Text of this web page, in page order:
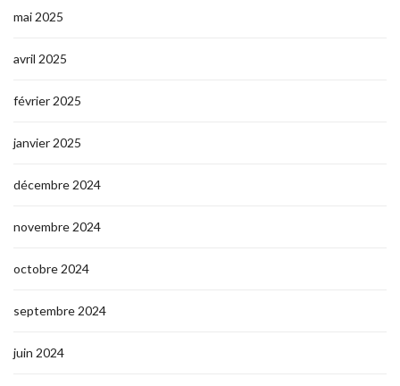
mai 2025
avril 2025
février 2025
janvier 2025
décembre 2024
novembre 2024
octobre 2024
septembre 2024
juin 2024